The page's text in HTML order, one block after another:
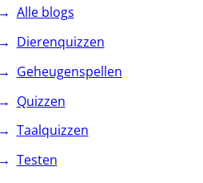
Alle blogs
Dierenquizzen
Geheugenspellen
Quizzen
Taalquizzen
Testen